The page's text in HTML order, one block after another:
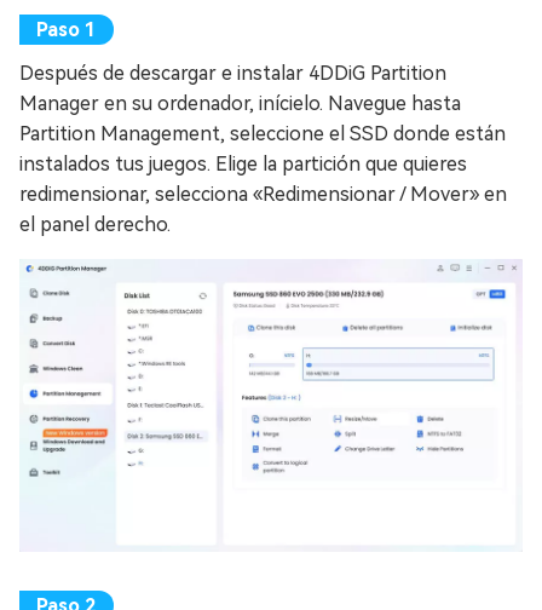
Después de descargar e instalar 4DDiG Partition
Manager en su ordenador, inícielo. Navegue hasta
Partition Management, seleccione el SSD donde están
instalados tus juegos. Elige la partición que quieres
redimensionar, selecciona «Redimensionar / Mover» en
el panel derecho.